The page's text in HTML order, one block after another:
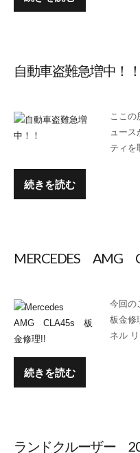
自動車盗難急増中！！
ここ
ュー
ティを
続きを読む
MERCEDES AMG
今回
板金修
ネル
続きを読む
ランドクルーザー